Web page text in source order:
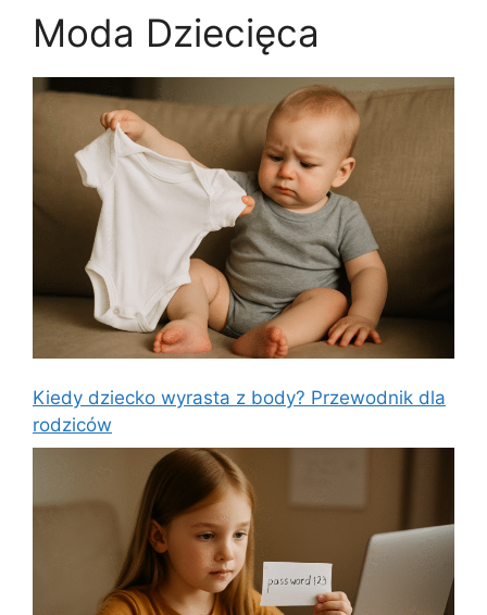
Moda Dziecięca
Kiedy dziecko wyrasta z body? Przewodnik dla
rodziców